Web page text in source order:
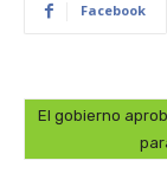
Facebook
El gobierno